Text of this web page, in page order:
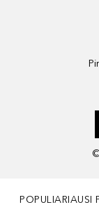
POPULIARIAUSI